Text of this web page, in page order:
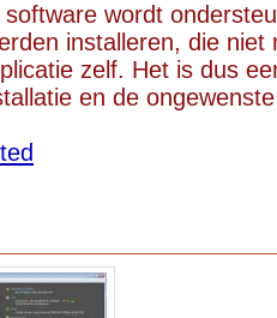
software wordt
installeren, die niet
zelf. Het is dus
en de